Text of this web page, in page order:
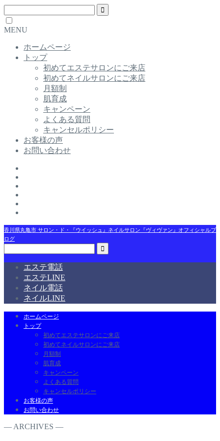
MENU
ホームページ
トップ
初めてエステサロンにご来店
初めてネイルサロンにご来店
月額制
肌育成
キャンペーン
よくある質問
キャンセルポリシー
お客様の声
お問い合わせ
香川県丸亀市 サロン・ド・『ウイッシュ』ネイルサロン『ヴィヴァン』オフィシャルブ
ログ
エステ電話
エステLINE
ネイル電話
ネイルLINE
ホームページ
トップ
初めてエステサロンにご来店
初めてネイルサロンにご来店
月額制
肌育成
キャンペーン
よくある質問
キャンセルポリシー
お客様の声
お問い合わせ
― ARCHIVES ―